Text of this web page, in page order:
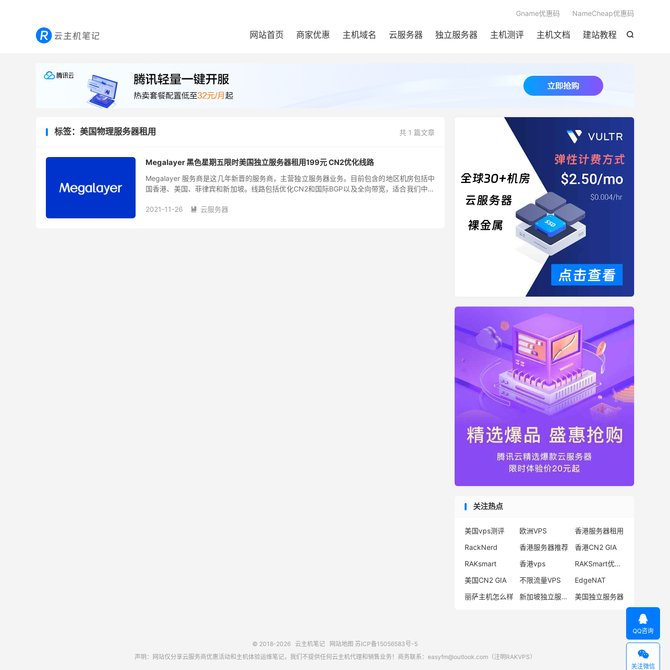

网站首页 商家优惠 主机域名 云服务器 独立服务器 主机测评 主机文档 建站教程
Gname优惠码 NameCheap优惠码
共 1 篇文章
标签：美国物理服务器租用
Megalayer 黑色星期五限时美国独立服务器租用199元 CN2优化线路
Megalayer 服务商是这几年新晋的服务商，主营独立服务器业务。目前包含的地区机房包括中
国香港、美国、菲律宾和新加坡。线路包括优化CN2和国际BGP以及全向带宽，适合我们中文
2021-11-26
 云服务器
关注热点
美国vps测评 欧洲VPS
香港服务器租用
RackNerd
香港服务器推荐
香港CN2 GIA
RAKsmart
香港vps
RAKSmart优惠码
美国CN2 GIA
不限流量VPS
EdgeNAT
丽萨主机怎么样
新加坡独立服务器 美国独立服务器
© 2018-2026 云主机笔记 网站地图 苏ICP备15056583号-5
声明：网站仅分享云服务商优惠活动和主机体验运维笔记，我们不提供任何云主机代理和销售业务！商务联系：easyfm@outlook.com（注明RAKVPS）

QQ咨询

关注微信